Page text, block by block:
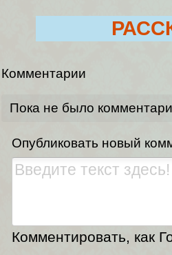
Комментарии
Пока не было
Опубликовать новый
Комментировать, как